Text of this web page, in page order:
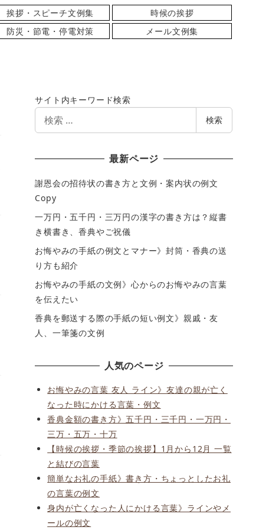
挨拶・スピーチ文例集
時候の挨拶
防災・節電・停電対策 メール文例集
サイト内キーワード検索
索
検索
最新ページ
謝恩会の招待状の書き方と文例・案内状の例文
Copy
一万円・五千円・三万円の漢字の書き方は？縦書
き横書き、香典やご祝儀
お悔やみの手紙の例文とマナー》封筒・香典の送
り方も紹介
お悔やみの手紙の文例》心からのお悔やみの言葉
を伝えたい
香典を郵送する際の手紙の短い例文》親戚・友
人、一筆箋の文例
人気のページ
お悔やみの言葉 友人 ライン》友達の親が亡く
なった時にかける言葉・例文
香典金額の書き方》五千円・三千円・一万円・
三万・五万・十万
【時候の挨拶・季節の挨拶】1月から12月 一覧
と結びの言葉
簡単なお礼の手紙》書き方・ちょっとしたお礼
の言葉の例文
身内が亡くなった人にかける言葉》ラインやメ
ールの例文